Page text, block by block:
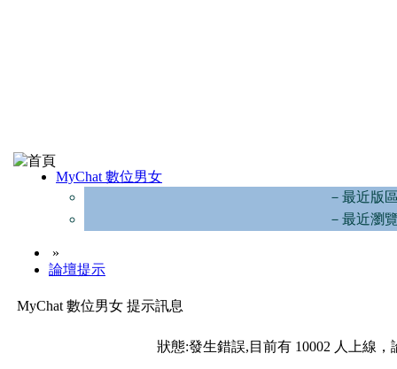
MyChat 數位男女
－最近版
－最近瀏
»
論壇提示
MyChat 數位男女 提示訊息
狀態:發生錯誤,目前有 10002 人上線